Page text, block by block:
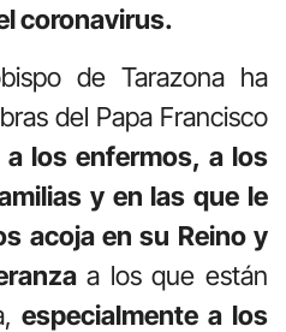
coronavirus.
de Tarazona ha
del Papa Francisco
a los enfermos, a los
y en las que le
acoja en su Reino y
a los que están
especialmente a los